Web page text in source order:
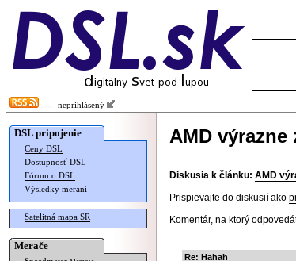
neprihlásený
DSL pripojenie
Ceny DSL
Dostupnosť DSL
Fórum o DSL
Výsledky meraní
Satelitná mapa SR
Merače
AMD
Diskusia k článku: AMD
Prispievajte do diskusií ako
Komentár, na ktorý
Re: Hahah